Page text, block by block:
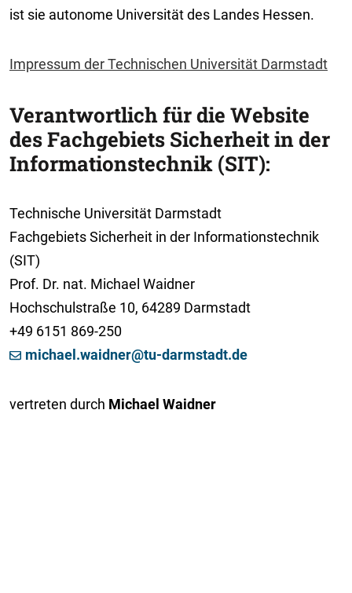
ist sie autonome Universität des Landes Hessen.
Impressum der Technischen Universität Darmstadt
Verantwortlich für die Website
des Fachgebiets Sicherheit in der
Informationstechnik (SIT):
Technische Universität Darmstadt
Fachgebiets Sicherheit in der Informationstechnik
(SIT)
Prof. Dr. nat. Michael Waidner
Hochschulstraße 10, 64289 Darmstadt
+49 6151 869-250
michael.waidner@tu-darmstadt.de
vertreten durch Michael Waidner